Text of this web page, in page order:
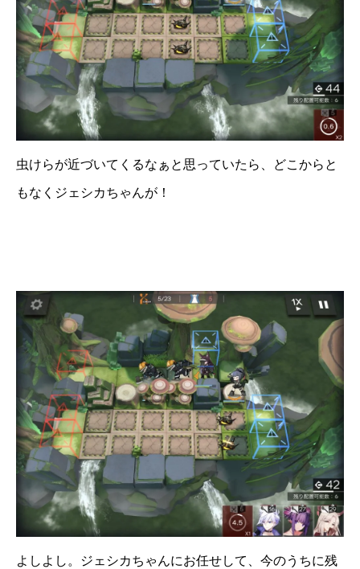
虫けらが近づいてくるなぁと思っていたら、どこからと
もなくジェシカちゃんが！
よしよし。ジェシカちゃんにお任せして、今のうちに残